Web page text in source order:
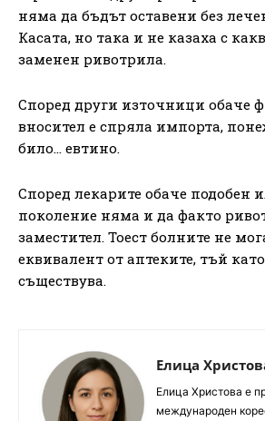
няма да бъдът оставени без
Касата, но така и не казаха с
заменен ривотрила.
Според други източници обаче
вносител е спряла импорта,
било… евтино.
Според лекарите обаче подобен
поколение няма и да факто
заместител. Тоест болните не
еквивалент от аптеките, тъй
съществува.
Елица
Елица Христова е
международен